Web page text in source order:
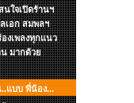
นใจเปิดร้านฯ
ลเอก สมพลฯ
งเพลงทุกแนว
น มากด้วย
แบบ พี่น้อง...